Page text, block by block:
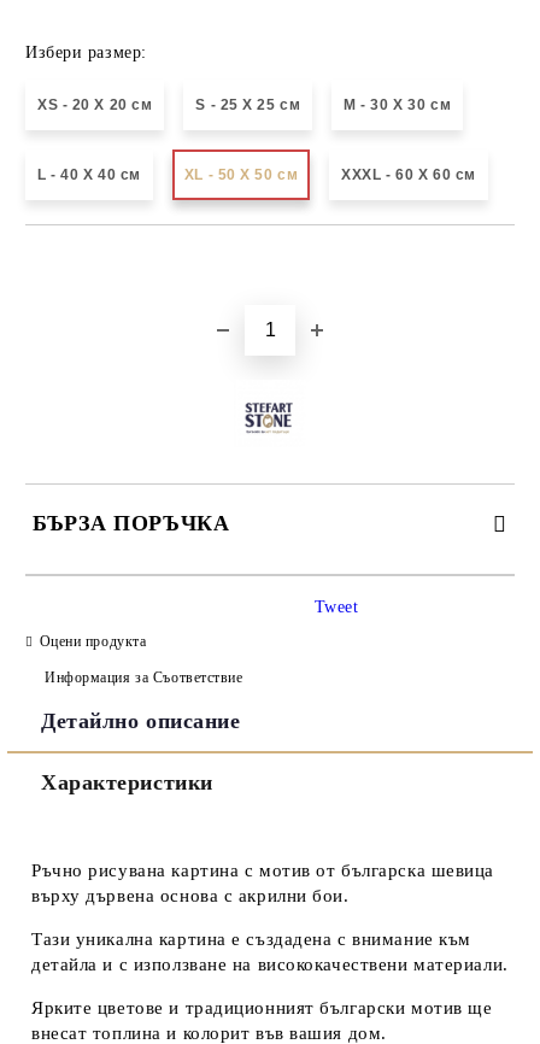
Избери размер:
XS - 20 X 20 см S - 25 X 25 см М - 30 Х 30 см
L - 40 X 40 см XL - 50 X 50 см XXXL - 60 X 60 см
БЪРЗА ПОРЪЧКА
Ние ще се свържем с вас в рамките на работния ден.
Tweet
Оцени продукта
Информация за Съответствие
Детайлно описание
Характеристики
Ръчно рисувана картина с мотив от българска шевица
върху дървена основа с акрилни бои.
Тази уникална картина е създадена с внимание към
детайла и с използване на висококачествени материали.
Ярките цветове и традиционният български мотив ще
внесат топлина и колорит във вашия дом.